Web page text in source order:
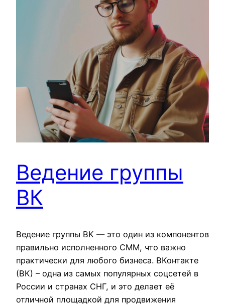
Ведение группы
ВК
Ведение группы ВК — это один из компонентов
правильно исполненного СММ, что важно
практически для любого бизнеса. ВКонтакте
(ВК) – одна из самых популярных соцсетей в
России и странах СНГ, и это делает её
отличной площадкой для продвижения